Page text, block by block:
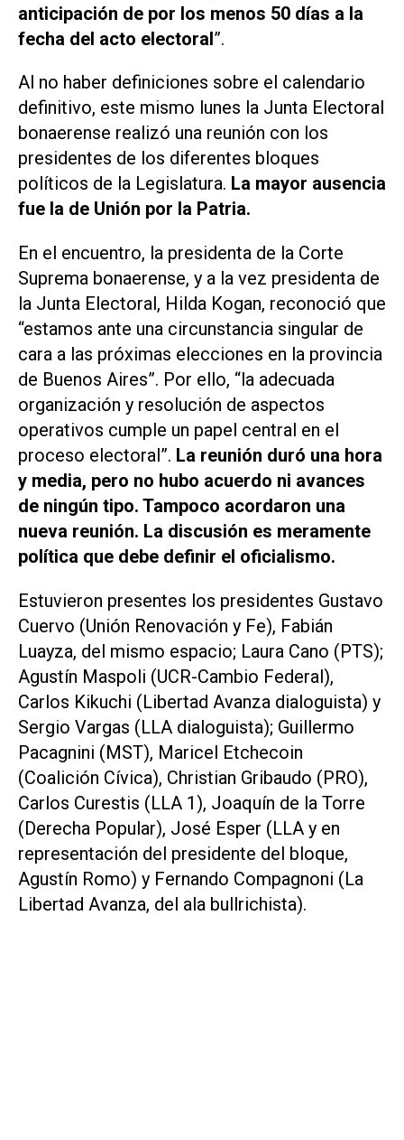
anticipación de por los menos 50 días a la
fecha del acto electoral”.
Al no haber definiciones sobre el calendario
definitivo, este mismo lunes la Junta Electoral
bonaerense realizó una reunión con los
presidentes de los diferentes bloques
políticos de la Legislatura. La mayor ausencia
fue la de Unión por la Patria.
En el encuentro, la presidenta de la Corte
Suprema bonaerense, y a la vez presidenta de
la Junta Electoral, Hilda Kogan, reconoció que
“estamos ante una circunstancia singular de
cara a las próximas elecciones en la provincia
de Buenos Aires”. Por ello, “la adecuada
organización y resolución de aspectos
operativos cumple un papel central en el
proceso electoral”. La reunión duró una hora
y media, pero no hubo acuerdo ni avances
de ningún tipo. Tampoco acordaron una
nueva reunión. La discusión es meramente
política que debe definir el oficialismo.
Estuvieron presentes los presidentes Gustavo
Cuervo (Unión Renovación y Fe), Fabián
Luayza, del mismo espacio; Laura Cano (PTS);
Agustín Maspoli (UCR-Cambio Federal),
Carlos Kikuchi (Libertad Avanza dialoguista) y
Sergio Vargas (LLA dialoguista); Guillermo
Pacagnini (MST), Maricel Etchecoin
(Coalición Cívica), Christian Gribaudo (PRO),
Carlos Curestis (LLA 1), Joaquín de la Torre
(Derecha Popular), José Esper (LLA y en
representación del presidente del bloque,
Agustín Romo) y Fernando Compagnoni (La
Libertad Avanza, del ala bullrichista).